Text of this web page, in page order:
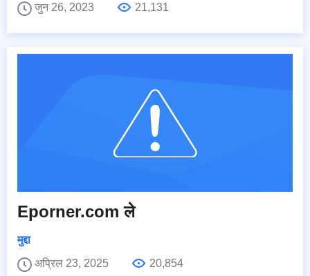
जुन 26, 2023
21,131
Eporner.com ले
मुद्दा
अप्रिल 23, 2025
20,854